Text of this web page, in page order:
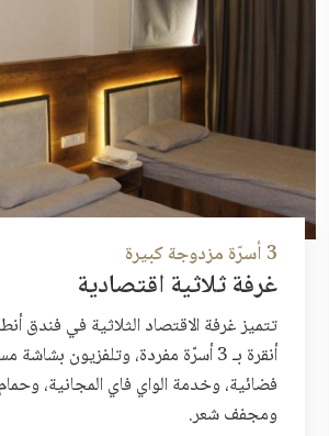
3 أسرّة مزدوجة كبيرة
غرفة ثلاثية اقتصادية
تتميز غرفة الاقتصاد الثلاثية في فندق
أنقرة بـ 3 أسرّة مفردة، وتلفزيون
فضائية، وخدمة الواي فاي المجانية،
ومجفف شعر.